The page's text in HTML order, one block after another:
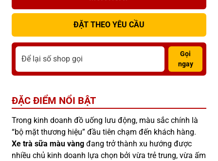
ĐẶT THEO YÊU CẦU
Gọi
ngay
ĐẶC ĐIỂM NỔI BẬT
Trong kinh doanh đồ uống lưu động, màu sắc chính là
“bộ mặt thương hiệu” đầu tiên chạm đến khách hàng.
Xe trà sữa màu vàng đang trở thành xu hướng được
nhiều chủ kinh doanh lựa chọn bởi vừa trẻ trung, vừa ấm